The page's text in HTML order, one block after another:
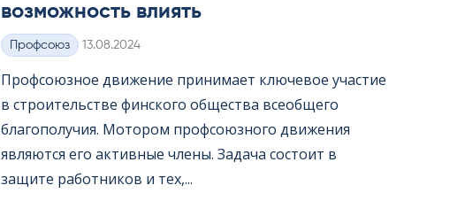
возможность влиять
Категории
Профсоюз Kirjoitettu
13.08.2024
Профсоюзное движение принимает ключевое участие
в строительстве финского общества всеобщего
благополучия. Мотором профсоюзного движения
являются его активные члены. Задача состоит в
защите работников и тех,...